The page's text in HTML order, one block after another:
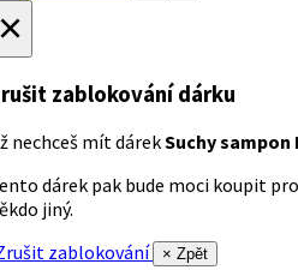
zablokování dárku
nechceš mít dárekSuchy sampon
dárek pak bude moci koupit pro
jiný.
zablokování
× Zpět